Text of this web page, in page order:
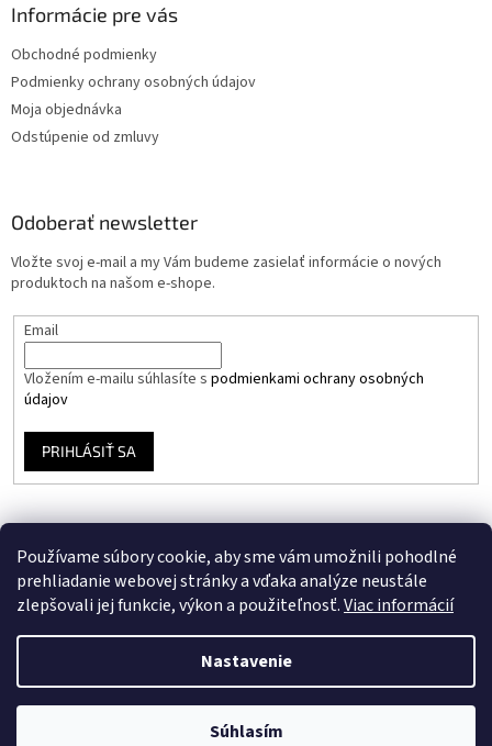
Používame súbory cookie, aby sme vám umožnili pohodlné
prehliadanie webovej stránky a vďaka analýze neustále
zlepšovali jej funkcie, výkon a použiteľnosť.Viac informácií
Nastavenie
Súhlasím
Informácie pre vás
Obchodné podmienky
Podmienky ochrany osobných údajov
Moja objednávka
Odstúpenie od zmluvy
Odoberať newsletter
Vložte svoj e-mail a my Vám budeme zasielať informácie o nových
produktoch na našom e-shope.
Email
Vložením e-mailu súhlasíte s podmienkami ochrany osobných
údajov
PRIHLÁSIŤ SA
Copyright 2026Stavebný Eshop. Všetky práva vyhradené.Upraviť
nastavenie cookies